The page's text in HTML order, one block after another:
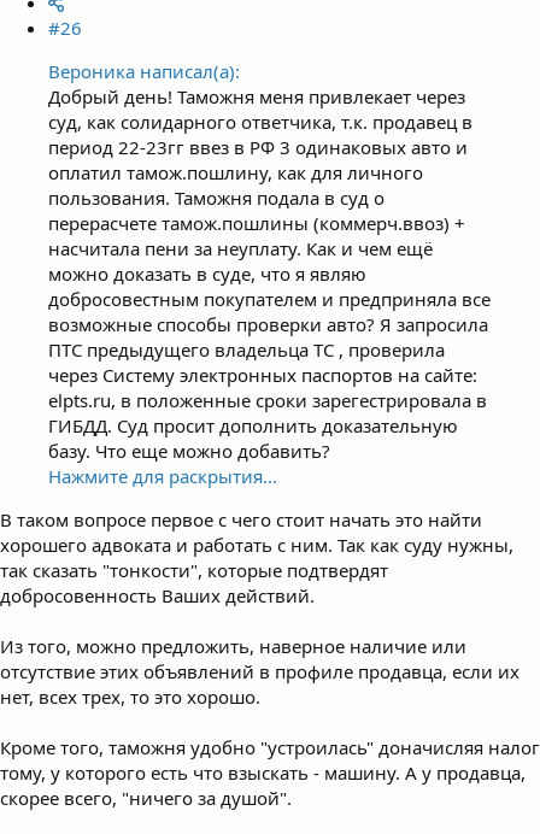
#26
Вероника написал(а):
Добрый день! Таможня меня привлекает через
суд, как солидарного ответчика, т.к. продавец в
период 22-23гг ввез в РФ 3 одинаковых авто и
оплатил тамож.пошлину, как для личного
пользования. Таможня подала в суд о
перерасчете тамож.пошлины (коммерч.ввоз) +
насчитала пени за неуплату. Как и чем ещё
можно доказать в суде, что я являю
добросовестным покупателем и предприняла все
возможные способы проверки авто? Я запросила
ПТС предыдущего владельца ТС , проверила
через Систему электронных паспортов на сайте:
elpts.ru, в положенные сроки зарегестрировала в
ГИБДД. Суд просит дополнить доказательную
базу. Что еще можно добавить?
Нажмите для раскрытия...
В таком вопросе первое с чего стоит начать это найти
хорошего адвоката и работать с ним. Так как суду нужны,
так сказать "тонкости", которые подтвердят
добросовенность Ваших действий.
Из того, можно предложить, наверное наличие или
отсутствие этих объявлений в профиле продавца, если их
нет, всех трех, то это хорошо.
Кроме того, таможня удобно "устроилась" доначисляя налог
тому, у которого есть что взыскать - машину. А у продавца,
скорее всего, "ничего за душой".